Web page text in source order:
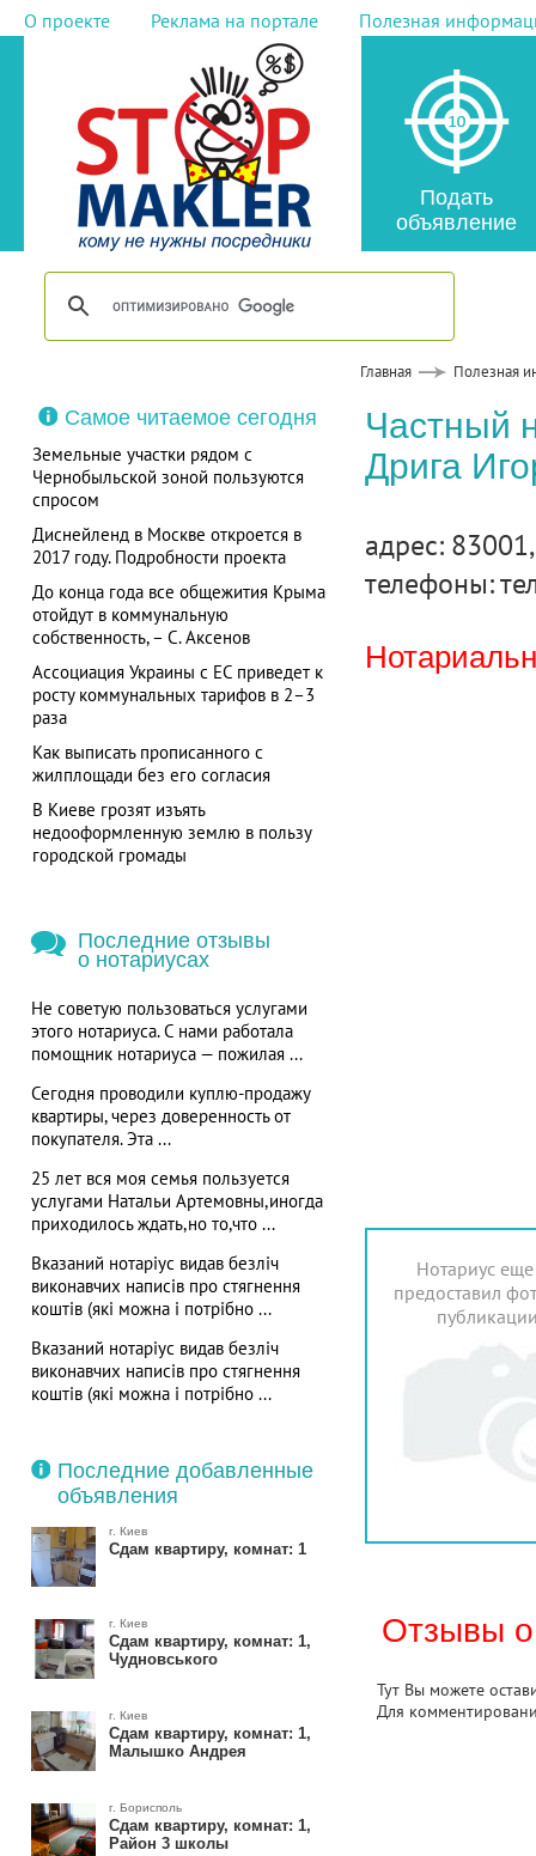
О проекте Реклама на портале Полезная
Подать
объявление
Главная Полезная
Самое читаемое сегодня
Земельные участки рядом с
Чернобыльской зоной пользуются
спросом
Диснейленд в Москве откроется в
2017 году. Подробности проекта
До конца года все общежития Крыма
отойдут в коммунальную
собственность, – С. Аксенов
Ассоциация Украины с ЕС приведет к
росту коммунальных тарифов в 2–3
раза
Как выписать прописанного с
жилплощади без его согласия
В Киеве грозят изъять
недооформленную землю в пользу
городской громады
Последние отзывы
о нотариусах
Не советую пользоваться услугами
этого нотариуса. С нами работала
помощник нотариуса — пожилая ...
Сегодня проводили куплю-продажу
квартиры, через доверенность от
покупателя. Эта ...
25 лет вся моя семья пользуется
услугами Натальи Артемовны,иногда
приходилось ждать,но то,что ...
Вказаний нотаріус видав безліч
виконавчих написів про стягнення
коштів (які можна і потрібно ...
Вказаний нотаріус видав безліч
виконавчих написів про стягнення
коштів (які можна і потрібно ...
Последние добавленные
объявления
г. Киев
Сдам квартиру, комнат: 1
г. Киев
Сдам квартиру, комнат: 1,
Чудновського
г. Киев
Сдам квартиру, комнат: 1,
Малышко Андрея
г. Борисполь
Сдам квартиру, комнат: 1,
Район 3 школы
Частный
Дрига
адрес:
телефоны:
Нотариус
предоставил
Отзывы о
Тут Вы можете
Для